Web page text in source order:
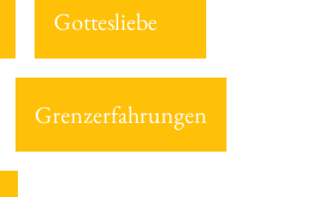
Gottesliebe
Grenzerfahrungen